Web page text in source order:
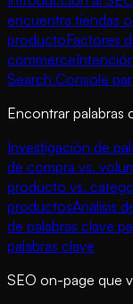
encuentra tiendas
productoFactores
commerce
Search Console
Encontrar palabras
Investigación de
de compra vs.
producto vs.
productosAnálisis
de palabras clave
palabras clave
SEO on-page que